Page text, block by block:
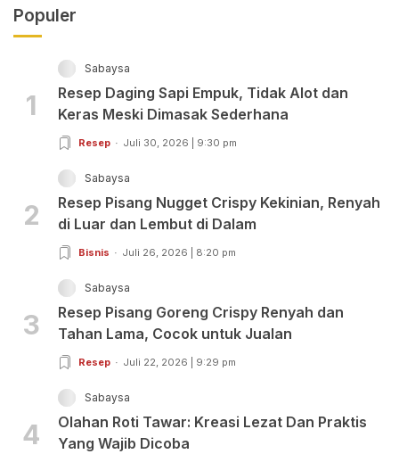
Populer
1
Sabaysa
Resep Daging Sapi Empuk, Tidak Alot dan
Keras Meski Dimasak Sederhana
Resep Juli 30, 2026 | 9:30 pm
2
Sabaysa
Resep Pisang Nugget Crispy Kekinian, Renyah
di Luar dan Lembut di Dalam
Bisnis Juli 26, 2026 | 8:20 pm
3
Sabaysa
Resep Pisang Goreng Crispy Renyah dan
Tahan Lama, Cocok untuk Jualan
Resep Juli 22, 2026 | 9:29 pm
4
Sabaysa
Olahan Roti Tawar: Kreasi Lezat Dan Praktis
Yang Wajib Dicoba